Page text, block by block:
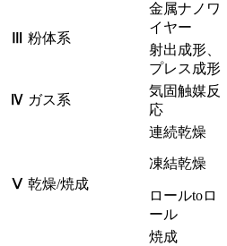
粉体系
金属ナノワ
イヤー
射出成形、
プレス成形
Ⅳ ガス系
気固触媒反
応
Ⅴ 乾燥/焼成
連続乾燥
凍結乾燥
ロールtoロ
ール
焼成